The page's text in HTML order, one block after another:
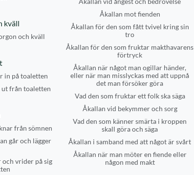
Åkallan mot fienden
Åkallan för den som fått tvivel kring sin
tro
Åkallan för den som fruktar makthavarens
förtryck
Åkallan när något man ogillar händer,
eller när man misslyckas med att uppnå
det man försöker göra
Vad den som fruktar ett folk ska säga
Åkallan vid bekymmer och sorg
Vad den som känner smärta i kroppen
skall göra och säga
Åkallan i samband med att något är svårt
Åkallan när man möter en fiende eller
någon med makt
kväll
och kväll
in på toaletten
ut från toaletten
från sömnen
går och lägger
och vrider på sig